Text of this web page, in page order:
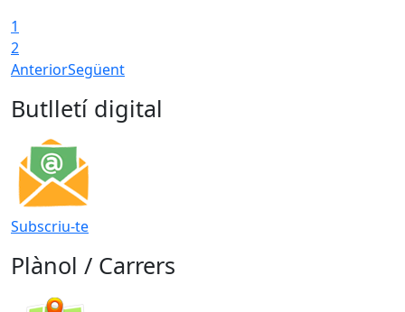
1
2
AnteriorSegüent
Butlletí digital
Subscriu-te
Plànol / Carrers